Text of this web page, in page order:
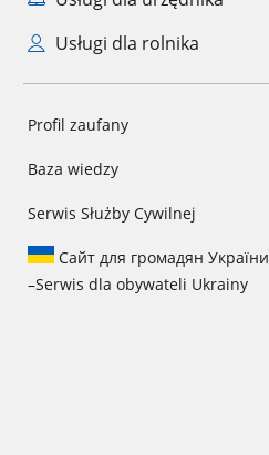
Usługi dla rolnika
Profil zaufany
Baza wiedzy
Serwis Służby Cywilnej
Сайт для громадян України
–Serwis dla obywateli Ukrainy